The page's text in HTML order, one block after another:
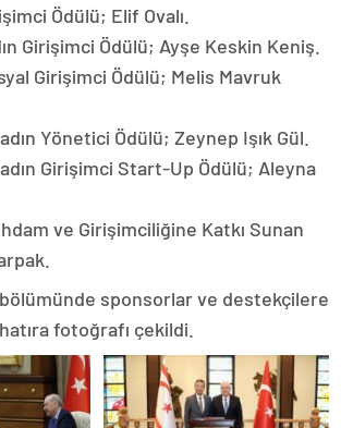
Ödülü; Elif Ovalı.
Girişimci Ödülü; Ayşe Keskin Keniş.
Girişimci Ödülü; Melis Mavruk
Yönetici Ödülü; Zeynep Işık Gül.
Girişimci Start-Up Ödülü; Aleyna
ve Girişimciliğine Katkı Sunan
bölümünde sponsorlar ve destekçilere
fotoğrafı çekildi.